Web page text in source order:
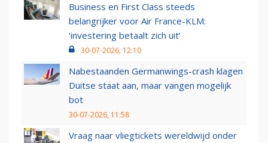
Business en First Class steeds
belangrijker voor Air France-KLM:
‘investering betaalt zich uit’
30-07-2026, 12:10
Nabestaanden Germanwings-crash klagen
Duitse staat aan, maar vangen mogelijk
bot
30-07-2026, 11:58
Vraag naar vliegtickets wereldwijd onder